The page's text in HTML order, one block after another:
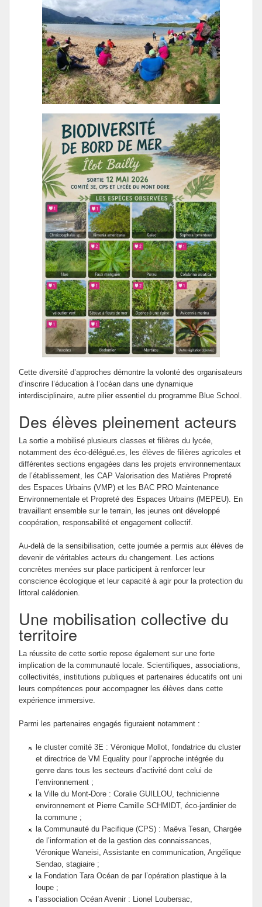
Cette diversité d’approches démontre la volonté des organisateurs
d’inscrire l’éducation à l’océan dans une dynamique
interdisciplinaire, autre pilier essentiel du programme Blue School.
Des élèves pleinement acteurs
La sortie a mobilisé plusieurs classes et filières du lycée,
notamment des éco-délégué.es, les élèves de filières agricoles et
différentes sections engagées dans les projets environnementaux
de l’établissement, les CAP Valorisation des Matières Propreté
des Espaces Urbains (VMP) et les BAC PRO Maintenance
Environnementale et Propreté des Espaces Urbains (MEPEU). En
travaillant ensemble sur le terrain, les jeunes ont développé
coopération, responsabilité et engagement collectif.
Au-delà de la sensibilisation, cette journée a permis aux élèves de
devenir de véritables acteurs du changement. Les actions
concrètes menées sur place participent à renforcer leur
conscience écologique et leur capacité à agir pour la protection du
littoral calédonien.
Une mobilisation collective du
territoire
La réussite de cette sortie repose également sur une forte
implication de la communauté locale. Scientifiques, associations,
collectivités, institutions publiques et partenaires éducatifs ont uni
leurs compétences pour accompagner les élèves dans cette
expérience immersive.
Parmi les partenaires engagés figuraient notamment :
le cluster comité 3E : Véronique Mollot, fondatrice du cluster
et directrice de VM Equality pour l’approche intégrée du
genre dans tous les secteurs d’activité dont celui de
l’environnement ;
la Ville du Mont-Dore : Coralie GUILLOU, technicienne
environnement et Pierre Camille SCHMIDT, éco-jardinier de
la commune ;
la Communauté du Pacifique (CPS) : Maëva Tesan, Chargée
de l’information et de la gestion des connaissances,
Véronique Waneisi, Assistante en communication, Angélique
Sendao, stagiaire ;
la Fondation Tara Océan de par l’opération plastique à la
loupe ;
l’association Océan Avenir : Lionel Loubersac,